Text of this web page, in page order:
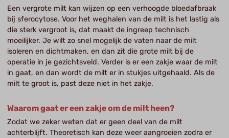
Een vergrote milt kan wijzen op een verhoogde bloedafbraak
bij sferocytose. Voor het weghalen van de milt is het lastig als
die sterk vergroot is, dat maakt de ingreep technisch
moeilijker. Je wilt zo snel mogelijk de vaten naar de milt
isoleren en dichtmaken, en dan zit die grote milt bij de
operatie in je gezichtsveld. Verder is er een zakje waar de milt
in gaat, en dan wordt de milt er in stukjes uitgehaald. Als de
milt te groot is, past deze niet in het zakje.
Waarom gaat er een zakje om de milt heen?
Zodat we zeker weten dat er geen deel van de milt
achterblijft. Theoretisch kan deze weer aangroeien zodra er